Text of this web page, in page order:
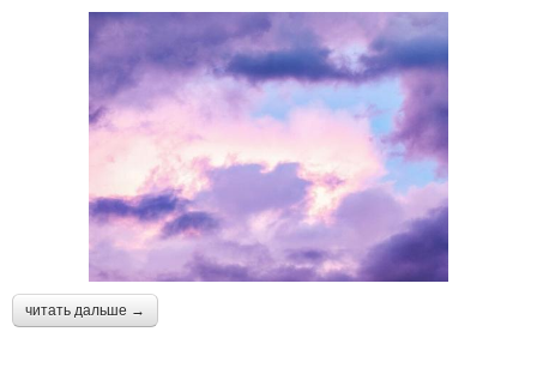
читать дальше →